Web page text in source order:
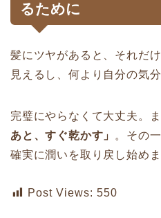
るために
髪にツヤがあると、それだ
見えるし、何より自分の気
完璧にやらなくて大丈夫。ま
あと、すぐ乾かす」 。その
確実に潤いを取り戻し始めま
Post Views: 550